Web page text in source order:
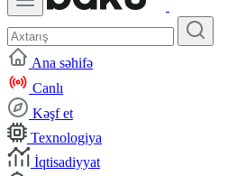
Ana səhifə
Canlı
Kəşf et
Texnologiya
İqtisadiyyat